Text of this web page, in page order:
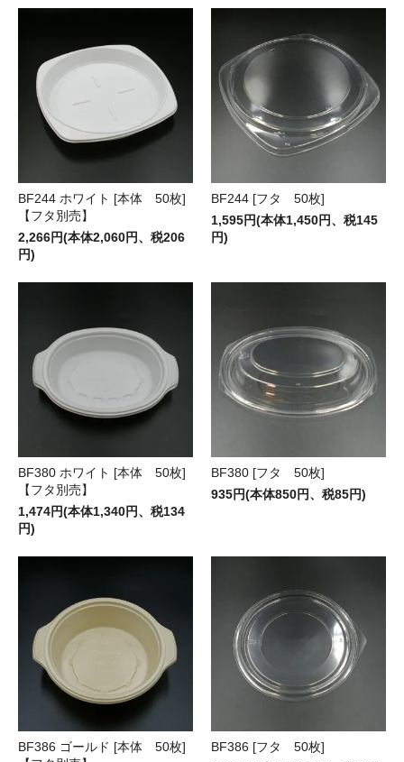
BF244 ホワイト [本体 50枚]
【フタ別売】
2,266円(本体2,060円、税206
円)
BF244 [フタ 50枚]
1,595円(本体1,450円、税145
円)
BF380 ホワイト [本体 50枚]
【フタ別売】
1,474円(本体1,340円、税134
円)
BF380 [フタ 50枚]
935円(本体850円、税85円)
BF386 ゴールド [本体 50枚]
BF386 [フタ 50枚]